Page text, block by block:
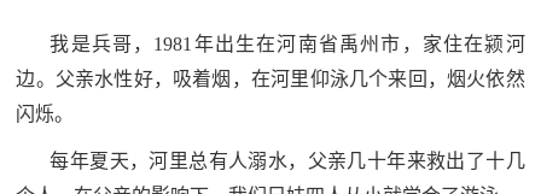
兵
防
员
国
我是兵哥，1981年出生在河南省禹州市，家住在颍河
边。父亲水性好，吸着烟，在河里仰泳几个来回，烟火依然
闪烁。
每年夏天，河里总有人溺水，父亲几十年来救出了十几